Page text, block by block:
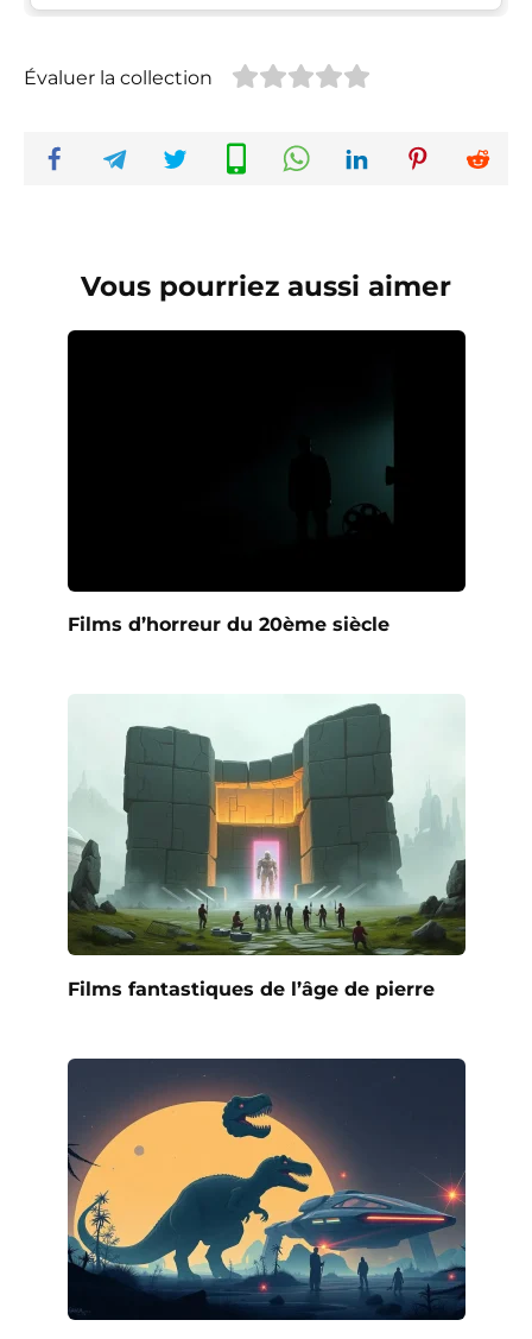
Évaluer la collection
Vous pourriez aussi aimer
Films d’horreur du 20ème siècle
Films fantastiques de l’âge de pierre